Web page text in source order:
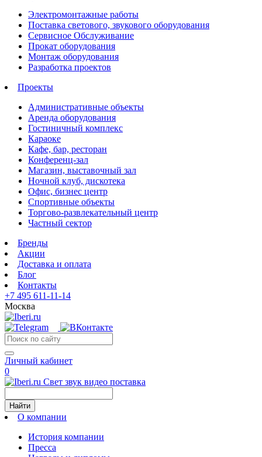
Электромонтажные работы
Поставка светового, звукового оборудования
Сервисное Обслуживание
Прокат оборудования
Монтаж оборудования
Разработка проектов
Проекты
Административные объекты
Аренда оборудования
Гостиничный комплекс
Караоке
Кафе, бар, ресторан
Конференц-зал
Магазин, выставочный зал
Ночной клуб, дискотека
Офис, бизнес центр
Спортивные объекты
Торгово-развлекательный центр
Частный сектор
Бренды
Акции
Доставка и оплата
Блог
Контакты
+7 495 611-11-14
Москва
Личный кабинет
0
Свет звук видео поставка
Найти
О компании
История компании
Пресса